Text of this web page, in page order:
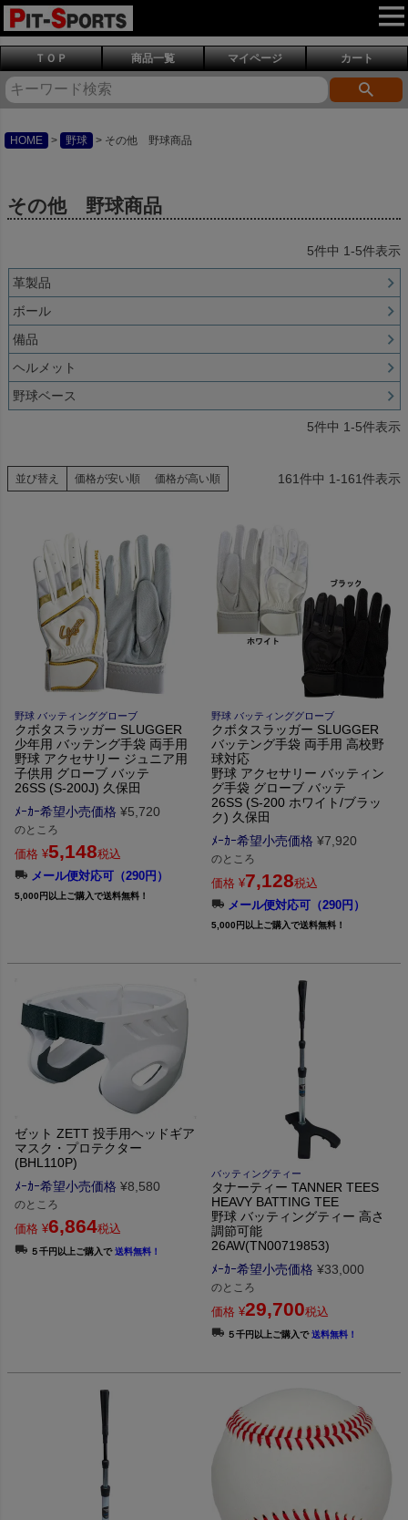
ＴＯＰ 商品一覧 マイページ カート
HOME 野球 その他 野球商品
その他 野球商品
5件中 1-5件表示
革製品
ボール
備品
ヘルメット
野球ベース
5件中 1-5件表示
並び替え 価格が安い順 価格が高い順 161件中 1-161件表示
野球 バッティンググローブ
クボタスラッガー SLUGGER
少年用 バッテング手袋 両手用
野球 アクセサリー ジュニア用
子供用 グローブ バッテ
26SS (S-200J) 久保田
ﾒｰｶｰ希望小売価格 ¥5,720
のところ
価格 ¥5,148税込
メール便対応可（290円）
5,000円以上ご購入で送料無料！
野球 バッティンググローブ
クボタスラッガー SLUGGER
バッテング手袋 両手用 高校野
球対応
野球 アクセサリー バッティン
グ手袋 グローブ バッテ
26SS (S-200 ホワイト/ブラッ
ク) 久保田
ﾒｰｶｰ希望小売価格 ¥7,920
のところ
価格 ¥7,128税込
メール便対応可（290円）
5,000円以上ご購入で送料無料！
ゼット ZETT 投手用ヘッドギア
マスク・プロテクター
(BHL110P)
ﾒｰｶｰ希望小売価格 ¥8,580
のところ
価格 ¥6,864税込
５千円以上ご購入で送料無料！
バッティングティー
タナーティー TANNER TEES
HEAVY BATTING TEE
野球 バッティングティー 高さ
調節可能
26AW(TN00719853)
ﾒｰｶｰ希望小売価格 ¥33,000
のところ
価格 ¥29,700税込
５千円以上ご購入で送料無料！